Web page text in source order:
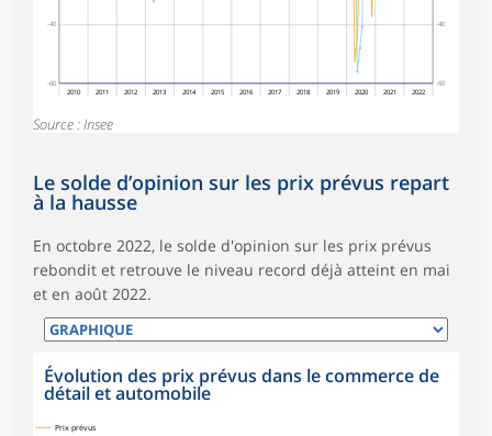
-60
-40
-60
-40
2010 2011 2012 2013 2014 2015 2016 2017 2018 2019 2020 2021 2022
Source : Insee
Le solde d’opinion sur les prix prévus repart
à la hausse
En octobre 2022, le solde d'opinion sur les prix prévus
rebondit et retrouve le niveau record déjà atteint en mai
et en août 2022.
Évolution des prix prévus dans le commerce de
détail et automobile
Prix prévus